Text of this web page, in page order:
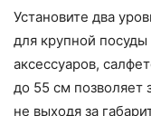
Установите два
для крупной
аксессуаров,
до 55 см позволяет
не выходя за